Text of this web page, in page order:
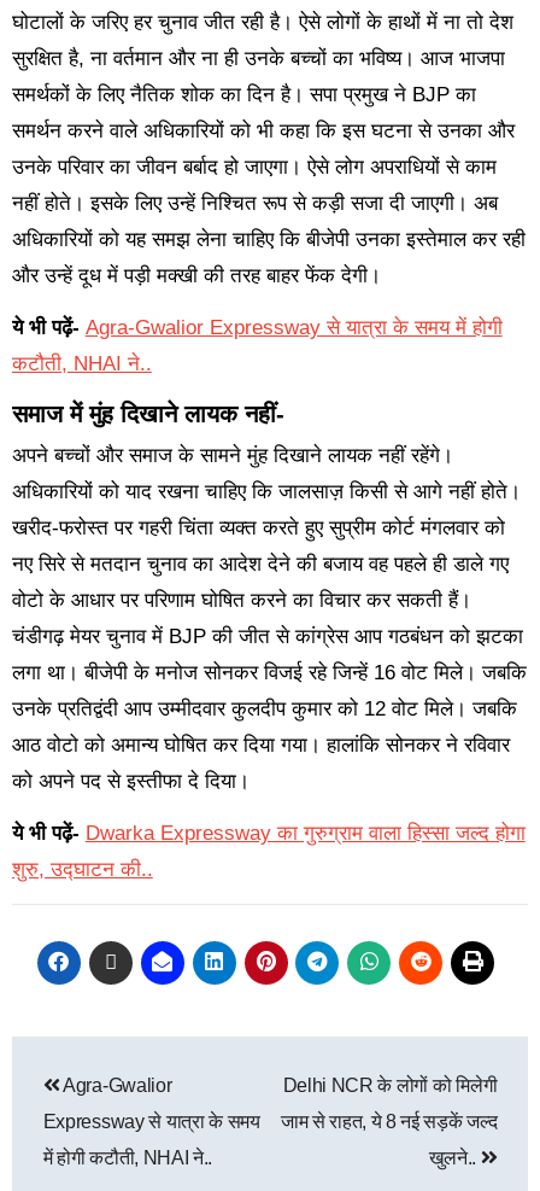
घोटालों के जरिए हर चुनाव जीत रही है। ऐसे लोगों के हाथों में ना तो देश
सुरक्षित है, ना वर्तमान और ना ही उनके बच्चों का भविष्य। आज भाजपा
समर्थकों के लिए नैतिक शोक का दिन है। सपा प्रमुख ने BJP का
समर्थन करने वाले अधिकारियों को भी कहा कि इस घटना से उनका और
उनके परिवार का जीवन बर्बाद हो जाएगा। ऐसे लोग अपराधियों से काम
नहीं होते। इसके लिए उन्हें निश्चित रूप से कड़ी सजा दी जाएगी। अब
अधिकारियों को यह समझ लेना चाहिए कि बीजेपी उनका इस्तेमाल कर रही
और उन्हें दूध में पड़ी मक्खी की तरह बाहर फेंक देगी।
ये भी पढ़ें- Agra-Gwalior Expressway से यात्रा के समय में होगी
कटौती, NHAI ने..
समाज में मुंह दिखाने लायक नहीं-
अपने बच्चों और समाज के सामने मुंह दिखाने लायक नहीं रहेंगे।
अधिकारियों को याद रखना चाहिए कि जालसाज़ किसी से आगे नहीं होते।
खरीद-फरोस्त पर गहरी चिंता व्यक्त करते हुए सुप्रीम कोर्ट मंगलवार को
नए सिरे से मतदान चुनाव का आदेश देने की बजाय वह पहले ही डाले गए
वोटो के आधार पर परिणाम घोषित करने का विचार कर सकती हैं।
चंडीगढ़ मेयर चुनाव में BJP की जीत से कांग्रेस आप गठबंधन को झटका
लगा था। बीजेपी के मनोज सोनकर विजई रहे जिन्हें 16 वोट मिले। जबकि
उनके प्रतिद्वंदी आप उम्मीदवार कुलदीप कुमार को 12 वोट मिले। जबकि
आठ वोटो को अमान्य घोषित कर दिया गया। हालांकि सोनकर ने रविवार
को अपने पद से इस्तीफा दे दिया।
ये भी पढ़ें- Dwarka Expressway का गुरुग्राम वाला हिस्सा जल्द होगा
शुरु, उद्घाटन की..
Agra-Gwalior
Expressway से यात्रा के समय
में होगी कटौती, NHAI ने..
Delhi NCR के लोगों को मिलेगी
जाम से राहत, ये 8 नई सड़कें जल्द
खुलने..